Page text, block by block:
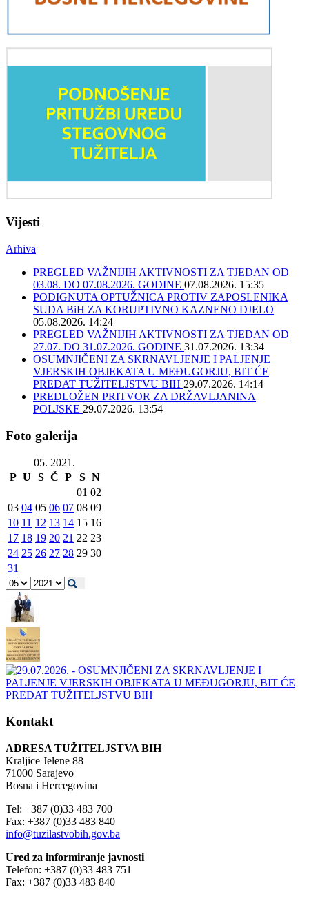
Vijesti
Arhiva
PREGLED VAŽNIJIH AKTIVNOSTI ZA TJEDAN OD
03.08. DO 07.08.2026. GODINE 07.08.2026. 15:35
PODIGNUTA OPTUŽNICA PROTIV ZAPOSLENIKA
SUDA BiH ZA KORUPTIVNO KAZNENO DJELO
05.08.2026. 14:24
PREGLED VAŽNIJIH AKTIVNOSTI ZA TJEDAN OD
27.07. DO 31.07.2026. GODINE 31.07.2026. 13:34
OSUMNJIČENI ZA SKRNAVLJENJE I PALJENJE
VJERSKIH OBJEKATA U MEĐUGORJU, BIT ĆE
PREDAT TUŽITELJSTVU BIH 29.07.2026. 14:14
PREDLOŽEN PRITVOR ZA DRŽAVLJANINA
POLJSKE 29.07.2026. 13:54
Foto galerija
05. 2021.
P U S Č P S N
01 02
03 04 05 06 07 08 09
10 11 12 13 14 15 16
17 18 19 20 21 22 23
24 25 26 27 28 29 30
31
Kontakt
ADRESA TUŽITELJSTVA BIH
Kraljice Jelene 88
71000 Sarajevo
Bosna i Hercegovina
Tel: +387 (0)33 483 700
Fax: +387 (0)33 483 840
info@tuzilastvobih.gov.ba
Ured za informiranje javnosti
Telefon: +387 (0)33 483 751
Fax: +387 (0)33 483 840